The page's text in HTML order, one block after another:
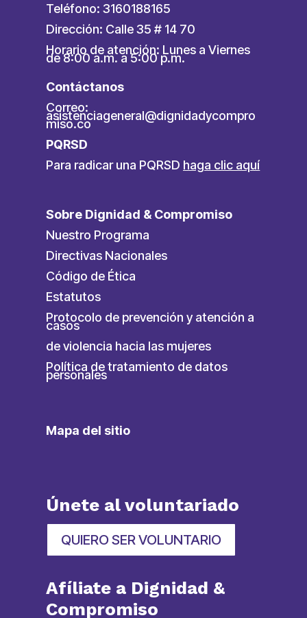
Teléfono: 3160188165
Dirección: Calle 35 # 14 70
Horario de atención: Lunes a Viernes
de 8:00 a.m. a 5:00 p.m.
Contáctanos
Correo:
asistenciageneral@dignidadycompro
miso.co
PQRSD
Para radicar una PQRSD haga clic aquí
Sobre Dignidad & Compromiso
Nuestro Programa
Directivas Nacionales
Código de Ética
Estatutos
Protocolo de prevención y atención a
casos
de violencia hacia las mujeres
Política de tratamiento de datos
personales
Mapa del sitio
Únete al voluntariado
QUIERO SER VOLUNTARIO
Afíliate a Dignidad &
Compromiso